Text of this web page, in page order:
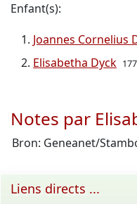
Enfant(s):
Joannes Cornelius
Elisabetha Dyck
Notes par
Bron: Geneanet/
Liens directs ...